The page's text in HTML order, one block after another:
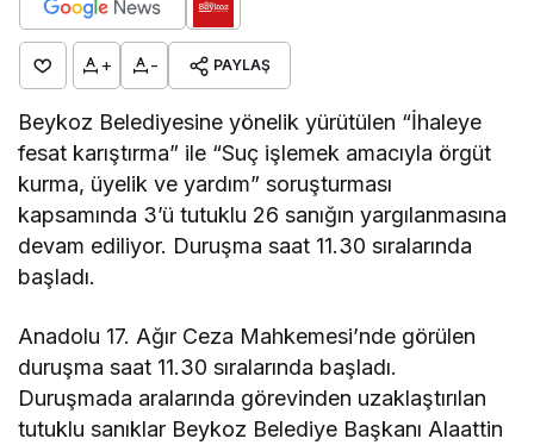
+ - PAYLAŞ
Beykoz Belediyesine yönelik yürütülen “İhaleye
fesat karıştırma” ile “Suç işlemek amacıyla örgüt
kurma, üyelik ve yardım” soruşturması
kapsamında 3’ü tutuklu 26 sanığın yargılanmasına
devam ediliyor. Duruşma saat 11.30 sıralarında
başladı.
Anadolu 17. Ağır Ceza Mahkemesi’nde görülen
duruşma saat 11.30 sıralarında başladı.
Duruşmada aralarında görevinden uzaklaştırılan
tutuklu sanıklar Beykoz Belediye Başkanı Alaattin